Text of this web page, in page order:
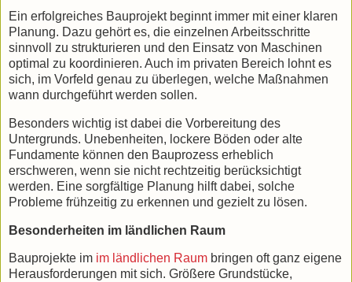
Ein erfolgreiches Bauprojekt beginnt immer mit einer klaren
Planung. Dazu gehört es, die einzelnen Arbeitsschritte
sinnvoll zu strukturieren und den Einsatz von Maschinen
optimal zu koordinieren. Auch im privaten Bereich lohnt es
sich, im Vorfeld genau zu überlegen, welche Maßnahmen
wann durchgeführt werden sollen.
Besonders wichtig ist dabei die Vorbereitung des
Untergrunds. Unebenheiten, lockere Böden oder alte
Fundamente können den Bauprozess erheblich
erschweren, wenn sie nicht rechtzeitig berücksichtigt
werden. Eine sorgfältige Planung hilft dabei, solche
Probleme frühzeitig zu erkennen und gezielt zu lösen.
Besonderheiten im ländlichen Raum
Bauprojekte im im ländlichen Raum bringen oft ganz eigene
Herausforderungen mit sich. Größere Grundstücke,